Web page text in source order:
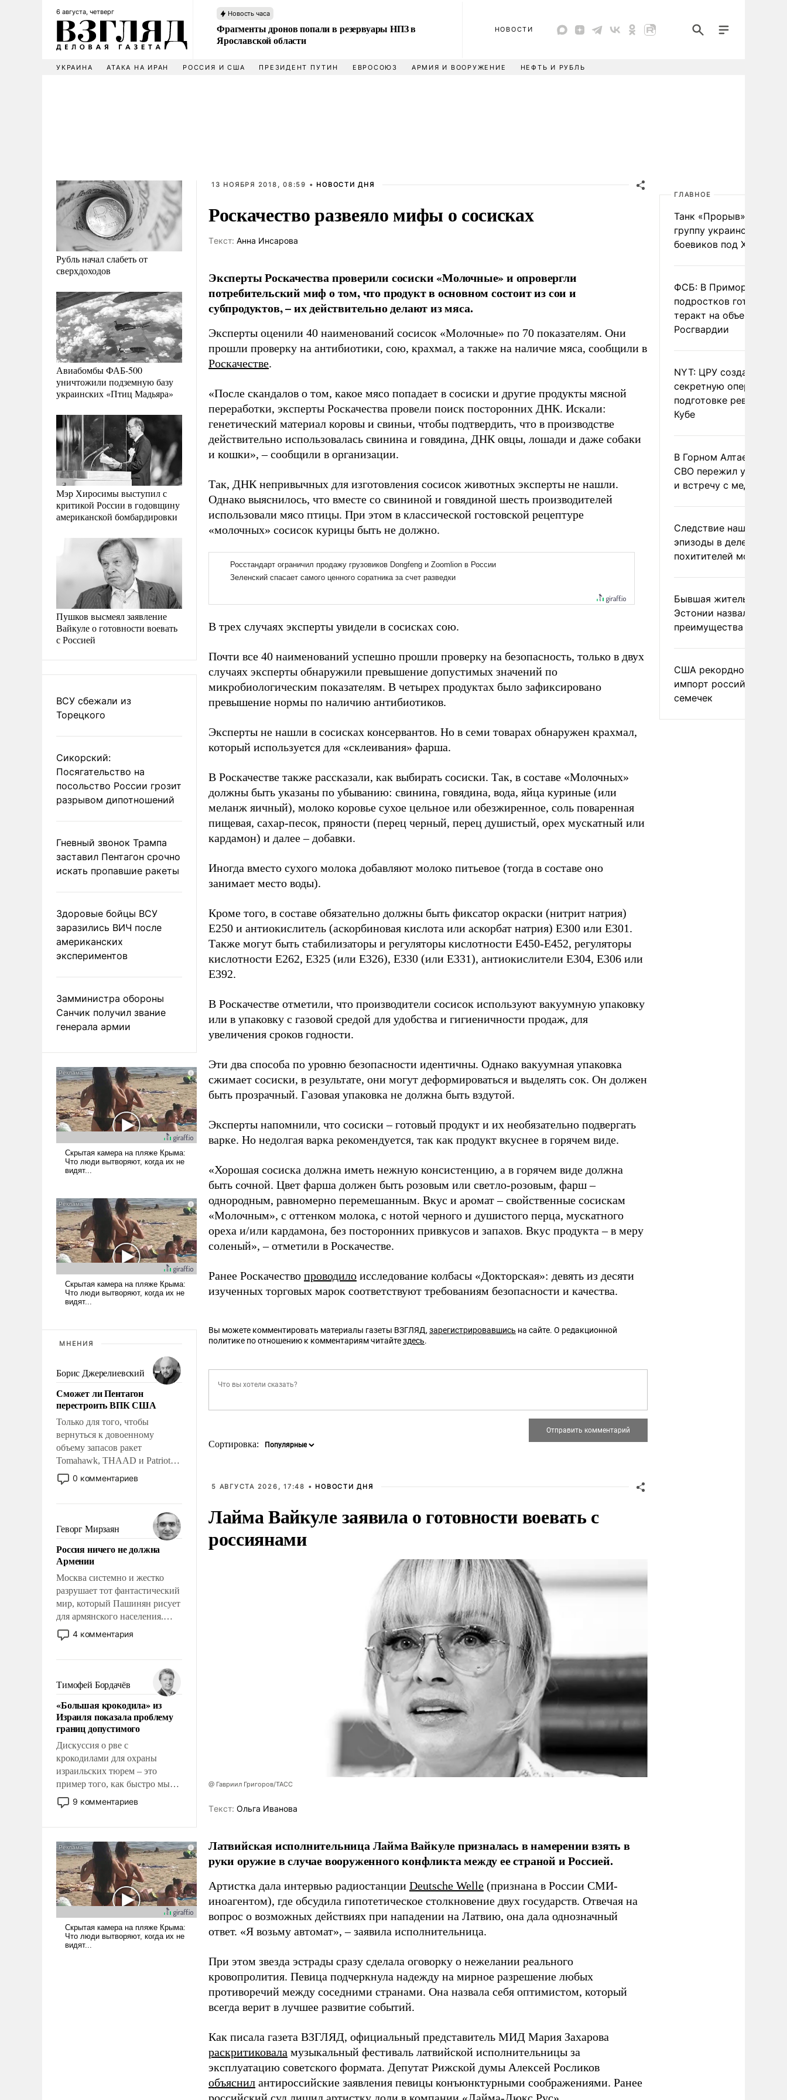
6 августа, четверг Новость часа
Фрагменты дронов попали в резервуары НПЗ в
Ярославской области
НОВОСТИ
УКРАИНА АТАКА НА ИРАН РОССИЯ И США ПРЕЗИДЕНТ ПУТИН ЕВРОСОЮЗ АРМИЯ И ВООРУЖЕНИЕ НЕФТЬ И РУБЛЬ
Рубль начал слабеть от
сверхдоходов
Авиабомбы ФАБ-500
уничтожили подземную базу
украинских «Птиц Мадьяра»
Мэр Хиросимы выступил с
критикой России в годовщину
американской бомбардировки
Пушков высмеял заявление
Вайкуле о готовности воевать
с Россией
ВСУ сбежали из
Торецкого
Сикорский:
Посягательство на
посольство России грозит
разрывом дипотношений
Гневный звонок Трампа
заставил Пентагон срочно
искать пропавшие ракеты
Здоровые бойцы ВСУ
заразились ВИЧ после
американских
экспериментов
Замминистра обороны
Санчик получил звание
генерала армии
МНЕНИЯ
Борис Джерелиевский
Сможет ли Пентагон
перестроить ВПК США
Только для того, чтобы
вернуться к довоенному
объему запасов ракет
Tomahawk, THAAD и Patriot
США потребуется более трех
лет. Даже небольшая война с
Сложившаяся ситуация
означает многолетний период
уязвимости США, например,
перед Китаем.
0 комментариев
Геворг Мирзаян
Россия ничего не должна
Армении
Москва системно и жестко
разрушает тот фантастический
мир, который Пашинян рисует
для армянского населения.
Мир, где этому населению все
должны просто по
политические прожекты будут
беспрекословно оплачиваться
за счет российских
налогоплательщиков и где за
свои поступки не нужно
отвечать.
4 комментария
Тимофей Бордачёв
«Большая крокодила» из
Израиля показала проблему
границ допустимого
Дискуссия о рве с
крокодилами для охраны
израильских тюрем – это
пример того, как быстро мы
двигаемся по пути
революционных изменений.
псевдонаучной фантастики,
стало всерьез обсуждаемой
идеей.
9 комментариев
13 НОЯБРЯ 2018, 08:59 • НОВОСТИ ДНЯ
Роскачество развеяло мифы о сосисках
Tекст: Анна Инсарова
Эксперты Роскачества проверили сосиски «Молочные» и опровергли
потребительский миф о том, что продукт в основном состоит из сои и
субпродуктов, – их действительно делают из мяса.
Эксперты оценили 40 наименований сосисок «Молочные» по 70 показателям. Они
прошли проверку на антибиотики, сою, крахмал, а также на наличие мяса, сообщили в
Роскачестве.
«После скандалов о том, какое мясо попадает в сосиски и другие продукты мясной
переработки, эксперты Роскачества провели поиск посторонних ДНК. Искали:
генетический материал коровы и свиньи, чтобы подтвердить, что в производстве
действительно использовалась свинина и говядина, ДНК овцы, лошади и даже собаки
и кошки», – сообщили в организации.
Так, ДНК непривычных для изготовления сосисок животных эксперты не нашли.
Однако выяснилось, что вместе со свининой и говядиной шесть производителей
использовали мясо птицы. При этом в классической гостовской рецептуре
«молочных» сосисок курицы быть не должно.
В трех случаях эксперты увидели в сосисках сою.
Почти все 40 наименований успешно прошли проверку на безопасность, только в двух
случаях эксперты обнаружили превышение допустимых значений по
микробиологическим показателям. В четырех продуктах было зафиксировано
превышение нормы по наличию антибиотиков.
Эксперты не нашли в сосисках консервантов. Но в семи товарах обнаружен крахмал,
который используется для «склеивания» фарша.
В Роскачестве также рассказали, как выбирать сосиски. Так, в составе «Молочных»
должны быть указаны по убыванию: свинина, говядина, вода, яйца куриные (или
меланж яичный), молоко коровье сухое цельное или обезжиренное, соль поваренная
пищевая, сахар-песок, пряности (перец черный, перец душистый, орех мускатный или
кардамон) и далее – добавки.
Иногда вместо сухого молока добавляют молоко питьевое (тогда в составе оно
занимает место воды).
Кроме того, в составе обязательно должны быть фиксатор окраски (нитрит натрия)
Е250 и антиокислитель (аскорбиновая кислота или аскорбат натрия) Е300 или Е301.
Также могут быть стабилизаторы и регуляторы кислотности Е450-Е452, регуляторы
кислотности Е262, Е325 (или Е326), Е330 (или Е331), антиокислители Е304, Е306 или
Е392.
В Роскачестве отметили, что производители сосисок используют вакуумную упаковку
или в упаковку с газовой средой для удобства и гигиеничности продаж, для
увеличения сроков годности.
Эти два способа по уровню безопасности идентичны. Однако вакуумная упаковка
сжимает сосиски, в результате, они могут деформироваться и выделять сок. Он должен
быть прозрачный. Газовая упаковка не должна быть вздутой.
Эксперты напомнили, что сосиски – готовый продукт и их необязательно подвергать
варке. Но недолгая варка рекомендуется, так как продукт вкуснее в горячем виде.
«Хорошая сосиска должна иметь нежную консистенцию, а в горячем виде должна
быть сочной. Цвет фарша должен быть розовым или светло-розовым, фарш –
однородным, равномерно перемешанным. Вкус и аромат – свойственные сосискам
«Молочным», с оттенком молока, с нотой черного и душистого перца, мускатного
ореха и/или кардамона, без посторонних привкусов и запахов. Вкус продукта – в меру
соленый», – отметили в Роскачестве.
Ранее Роскачество проводило исследование колбасы «Докторская»: девять из десяти
изученных торговых марок соответствуют требованиям безопасности и качества.
Вы можете комментировать материалы газеты ВЗГЛЯД, зарегистрировавшись на сайте. О редакционной
политике по отношению к комментариям читайтездесь.
Сортировка:
5 АВГУСТА 2026, 17:48 • НОВОСТИ ДНЯ
Лайма Вайкуле заявила о готовности воевать с
россиянами
@ Гавриил Григоров/ТАСС
Tекст: Ольга Иванова
Латвийская исполнительница Лайма Вайкуле призналась в намерении взять в
руки оружие в случае вооруженного конфликта между ее страной и Россией.
Артистка дала интервью радиостанции Deutsche Welle (признана в России СМИ-
иноагентом), где обсудила гипотетическое столкновение двух государств. Отвечая на
вопрос о возможных действиях при нападении на Латвию, она дала однозначный
ответ. «Я возьму автомат», – заявила исполнительница.
При этом звезда эстрады сразу сделала оговорку о нежелании реального
кровопролития. Певица подчеркнула надежду на мирное разрешение любых
противоречий между соседними странами. Она назвала себя оптимистом, который
всегда верит в лучшее развитие событий.
Как писала газета ВЗГЛЯД, официальный представитель МИД Мария Захарова
раскритиковала музыкальный фестиваль латвийской исполнительницы за
эксплуатацию советского формата. Депутат Рижской думы Алексей Росликов
объяснил антироссийские заявления певицы конъюнктурными соображениями. Ранее
ГЛАВНОЕ
Танк «Прорыв»
группу украинских
боевиков под
ФСБ: В Приморье трое
подростков готовили
теракт на объекте
Росгвардии
NYT: ЦРУ создало
секретную опергруппу
подготовке революции
Кубе
В Горном Алтае
СВО пережил удар
и встречу с медведем
Следствие нашло
эпизоды в деле
похитителей москвичек
Бывшая жительница
Эстонии назвала
преимущества России
США рекордно
импорт российских
семечек